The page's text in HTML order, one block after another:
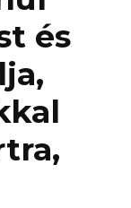
és